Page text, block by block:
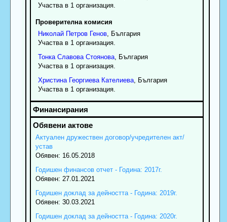
Участва в 1 организация.
Проверителна комисия
Николай Петров Генов, България
Участва в 1 организация.
Тонка Славова Стоянова, България
Участва в 1 организация.
Христина Георгиева Кателиева, България
Участва в 1 организация.
Актуален дружествен договор/учредителен акт/
устав
Обявен: 16.05.2018
Годишен финансов отчет - Година: 2017г.
Обявен: 27.01.2021
Годишен доклад за дейността - Година: 2019г.
Обявен: 30.03.2021
Годишен доклад за дейността - Година: 2020г.